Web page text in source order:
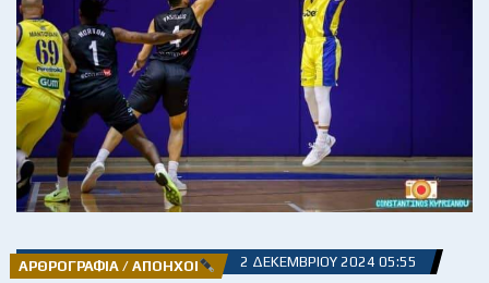
ΑΡΘΡΟΓΡΑΦΊΑ / ΑΠΌΗΧΟΙ 2 ΔΕΚΕΜΒΡΊΟΥ 2024 05:55